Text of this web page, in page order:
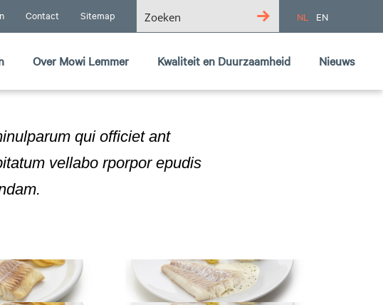
NL EN
Contact Sitemap
Over Mowi Lemmer Kwaliteit en Duurzaamheid Nieuws
qui officiet ant
vellabo rporpor epudis